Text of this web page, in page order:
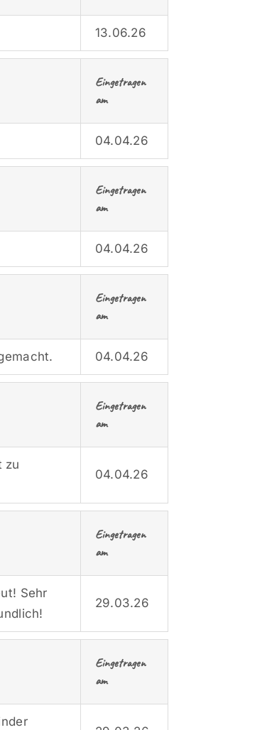
13.06.26
Eingetragen
am
04.04.26
Eingetragen
am
04.04.26
Eingetragen
am
04.04.26
Eingetragen
am
zu
04.04.26
Eingetragen
am
Sehr
29.03.26
Eingetragen
am